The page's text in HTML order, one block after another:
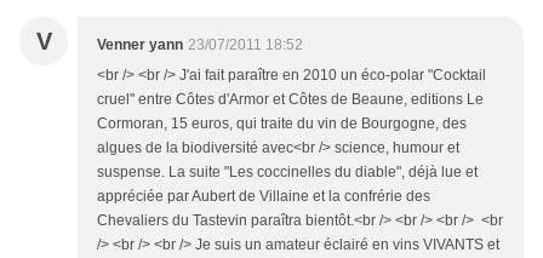
V Venner yann 23/07/2011 18:52
<br /> <br /> J'ai fait paraître en 2010 un éco-polar "Cocktail
cruel" entre Côtes d'Armor et Côtes de Beaune, editions Le
Cormoran, 15 euros, qui traite du vin de Bourgogne, des
algues de la biodiversité avec<br /> science, humour et
suspense. La suite "Les coccinelles du diable", déjà lue et
appréciée par Aubert de Villaine et la confrérie des
Chevaliers du Tastevin paraîtra bientôt.<br /> <br /> <br /> <br
/> <br /> <br /> Je suis un amateur éclairé en vins VIVANTS et